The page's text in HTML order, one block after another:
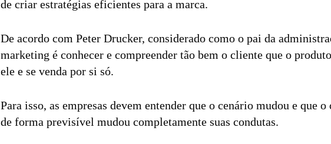
de criar estratégias eficientes para a marca.
De acordo com Peter Drucker, considerado como o pai da
marketing é conhecer e compreender tão bem o cliente que o
ele e se venda por si só.
Para isso, as empresas devem entender que o cenário mudou e que
de forma previsível mudou completamente suas condutas.